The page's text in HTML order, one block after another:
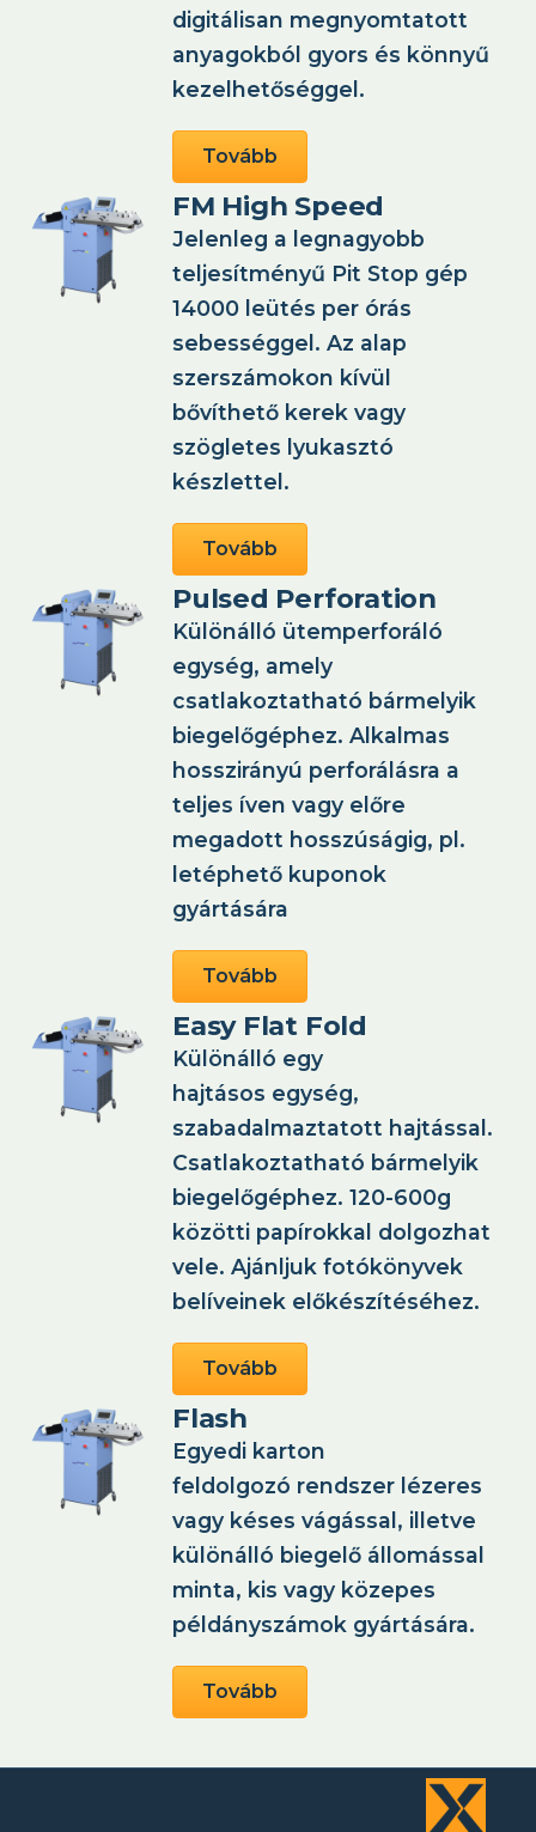
digitálisan megnyomtatott
anyagokból gyors és könnyű
kezelhetőséggel.
Tovább
FM High Speed
Jelenleg a legnagyobb
teljesítményű Pit Stop gép
14000 leütés per órás
sebességgel. Az alap
szerszámokon kívül
bővíthető kerek vagy
szögletes lyukasztó
készlettel.
Tovább
Pulsed Perforation
Különálló ütemperforáló
egység, amely
csatlakoztatható bármelyik
biegelőgéphez. Alkalmas
hosszirányú perforálásra a
teljes íven vagy előre
megadott hosszúságig, pl.
letéphető kuponok
gyártására
Tovább
Easy Flat Fold
Különálló egy
hajtásos egység,
szabadalmaztatott hajtással.
Csatlakoztatható bármelyik
biegelőgéphez. 120-600g
közötti papírokkal dolgozhat
vele. Ajánljuk fotókönyvek
belíveinek előkészítéséhez.
Tovább
Flash
Egyedi karton
feldolgozó rendszer lézeres
vagy késes vágással, illetve
különálló biegelő állomással
minta, kis vagy közepes
példányszámok gyártására.
Tovább